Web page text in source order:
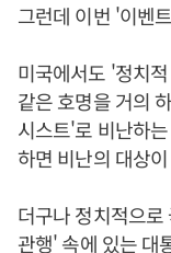
그런데 이번 '이벤
미국에서도 '정치
같은 호명을 거의
시스트'로 비난하
하면 비난의 대상
더구나 정치적으
관행' 속에 있는 대